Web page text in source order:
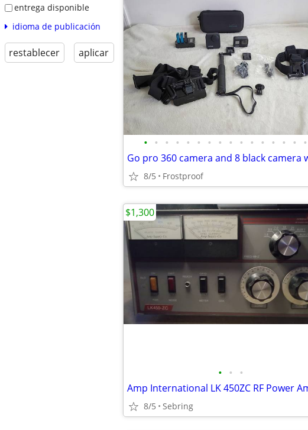
entrega disponible
idioma de publicación
restablecer aplicar
• • • • • • • • • • • • • • • •
8/5 Frostproof
• • •
8/5 Sebring
$1,300